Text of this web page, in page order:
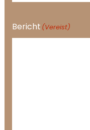
Bericht (Vereist)